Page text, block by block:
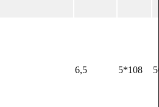
6,5 5*108